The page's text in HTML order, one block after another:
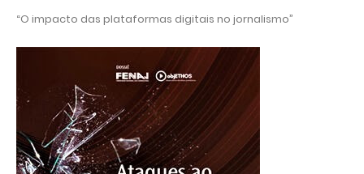
“O impacto das plataformas digitais no jornalismo”